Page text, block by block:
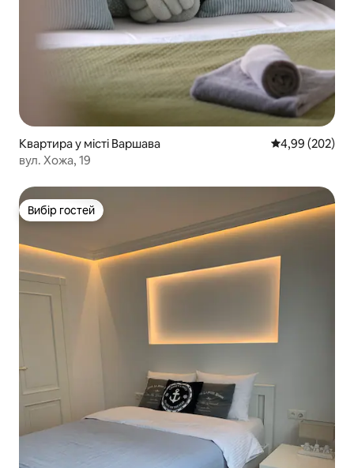
Квартира у місті Варшава Середня
4,99 (202)
вул. Хожа, 19
Вибір гостей
Вибір гостей